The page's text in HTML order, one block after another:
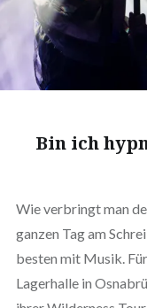
Bin ich
Wie verbringt man
ganzen Tag am
besten mit Musik.
Lagerhalle in